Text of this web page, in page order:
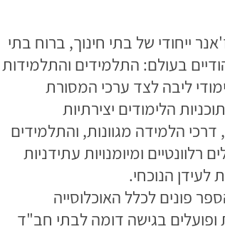
ייחודי של בתי חינוך, ברוח בתי
בעולם: התלמידים והתלמידות
ליבה לצד ערכי המסורת
הלימודים יצירתיות
דרכי הלמידה מגוונות, והתלמידים
רלוונטיים ומיומנויות עתידניות
לעידן הנוכחי.
פונים לכלל האוכלוסייה
ופועלים בגישה דומה לבתי חב"ד